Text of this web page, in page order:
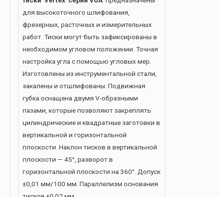
для высокоточного шлифования,
фрезерных, расточных и измерительных
работ. Тиски могут быть зафиксированы в
необходимом угловом положении. Точная
настройка угла с помощью угловых мер.
Изготовлены из инструментальной стали,
закалены и отшлифованы. Подвижная
губка оснащена двумя V-образными
пазами, которые позволяют закреплять
цилиндрические и квадратные заготовки в
вертикальной и горизонтальной
плоскости. Наклон тисков в вертикальной
плоскости — 45°, разворот в
горизонтальной плоскости на 360°. Допуск
±0,01 мм/100 мм. Параллелизм основания